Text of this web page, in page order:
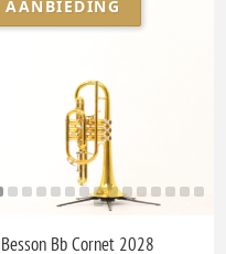
AANBIEDING
Besson Bb Cornet 2028